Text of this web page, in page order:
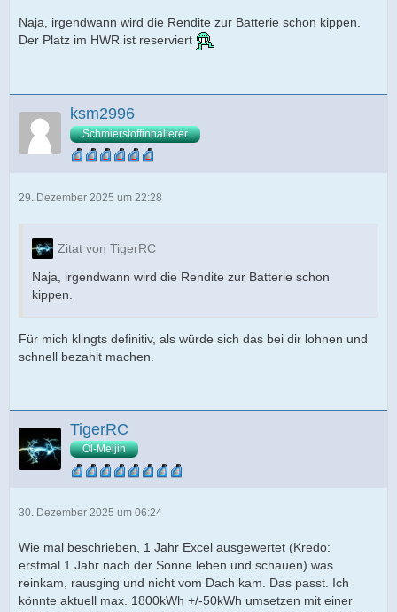
Naja, irgendwann wird die Rendite zur Batterie schon kippen.
Der Platz im HWR ist reserviert
ksm2996
Schmierstoffinhalierer
29. Dezember 2025 um 22:28
Zitat von TigerRC
Naja, irgendwann wird die Rendite zur Batterie schon
kippen.
Für mich klingts definitiv, als würde sich das bei dir lohnen und
schnell bezahlt machen.
TigerRC
Öl-Meijin
30. Dezember 2025 um 06:24
Wie mal beschrieben, 1 Jahr Excel ausgewertet (Kredo:
erstmal.1 Jahr nach der Sonne leben und schauen) was
reinkam, rausging und nicht vom Dach kam. Das passt. Ich
könnte aktuell max. 1800kWh +/-50kWh umsetzen mit einer